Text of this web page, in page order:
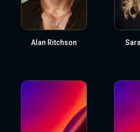
Alan Ritchson